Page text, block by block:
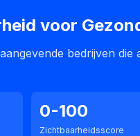
voor
bedrijven
0-100
Zichtbaarheidsscore